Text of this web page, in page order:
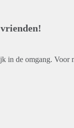
in de omgang. Voor